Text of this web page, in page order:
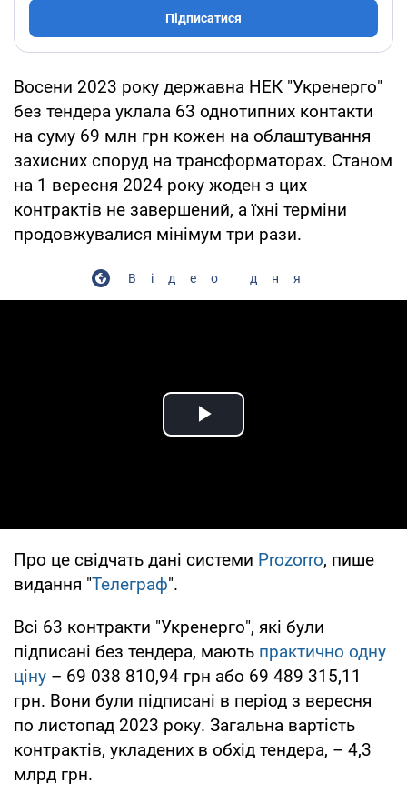
Підписатися
Восени 2023 року державна НЕК "Укренерго"
без тендера уклала 63 однотипних контакти
на суму 69 млн грн кожен на облаштування
захисних споруд на трансформаторах. Станом
на 1 вересня 2024 року жоден з цих
контрактів не завершений, а їхні терміни
продовжувалися мінімум три рази.
Відео дня
Play Video
Про це свідчать дані системи Prozorro, пише
видання "Телеграф".
Всі 63 контракти "Укренерго", які були
підписані без тендера, мають практично одну
ціну – 69 038 810,94 грн або 69 489 315,11
грн. Вони були підписані в період з вересня
по листопад 2023 року. Загальна вартість
контрактів, укладених в обхід тендера, – 4,3
млрд грн.